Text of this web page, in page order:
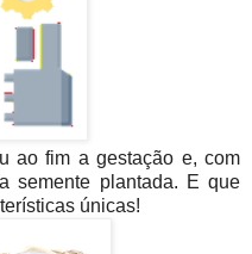
ao fim a gestação e, com
semente plantada. E que
únicas!